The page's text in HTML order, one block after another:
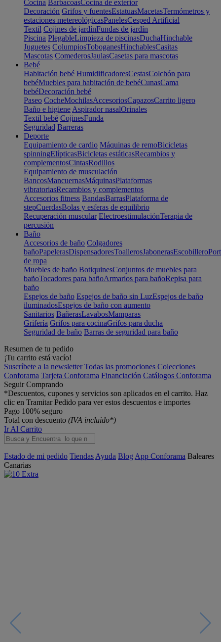
Cocina BarbacoasCocina de exterior
Decoración Grifos y fuentesEstatuasMacetasTermómetros y
estaciones metereológicasPanelesCesped Artificial
Textil Cojines de jardínFundas de jardín
Piscina PlegableLimpieza de piscinasDuchaHinchable
Juguetes ColumpiosToboganesHinchablesCasitas
Mascotas ComederosJaulasCasetas para mascotas
Bebé
Habitación bebé HumidificadoresCestasColchón para
bebéMuebles para habitación de bebéCunasCama
bebéDecoración bebé
Paseo CocheMochilasAccesoriosCapazosCarrito ligero
Baño e higiene Aspirador nasalOrinales
Textil bebé CojinesFunda
Seguridad Barreras
Deporte
Equipamiento de cardio Máquinas de remoBicicletas
spinningElípticasBicicletas estáticasRecambios y
complementosCintasRodillos
Equipamiento de musculación
BancosMancuernasMáquinasPlataformas
vibratoriasRecambios y complementos
Accesorios fitness BandasBarrasPlataforma de
stepCuerdasBolas y esferas de equilibrio
Recuperación muscular ElectroestimulaciónTerapia de
percusión
Baño
Accesorios de baño Colgadores
bañoPapelerasDispensadoresToallerosJabonerasEscobillero
de ropa
Muebles de baño BotiquinesConjuntos de muebles para
bañoTocadores para bañoArmarios para bañoRepisa para
baño
Espejos de baño Espejos de baño sin LuzEspejos de baño
iluminadosEspejos de baño con aumento
Sanitarios BañerasLavabosMamparas
Grifería Grifos para cocinaGrifos para ducha
Seguridad de baño Barras de seguridad para baño
Resumen de tu pedido
¡Tu carrito está vacío!
Suscríbete a la newsletter Todas las promociones Colecciones
Conforama Tarjeta Conforama Financiación Catálogos Conforama
Seguir Comprando
*Descuentos, cupones y servicios son aplicados en el carrito. Haz
clic en Tramitar Pedido para ver estos descuentos e importes
Pago 100% seguro
Total con descuento (IVA incluido*)
Ir Al Carrito
Estado de mi pedido Tiendas Ayuda Blog App Conforama Baleares
Canarias